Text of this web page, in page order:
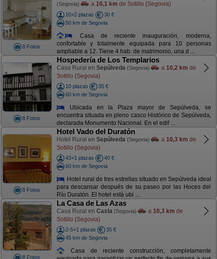
8 Fotos
(Segovia) a 10,1 km de Sotillo (Segovia)
10+2 plazas
30 €
50 km de Segovia
Casa de reciente inauguración, moderna,
confortable y totalmente equipada para 10 personas
ampliable a 12. Tiene 4 hab. de matrimonio, una d ...
8 Fotos
Hospedería de Los Templarios
Casa Rural en Sepúlveda (Segovia) a 10,2 km de
Sotillo (Segovia)
10 plazas
35 €
60 km de Segovia
Ubicada en la Plaza mayor de Sepúlveda, se
encuentra situada en pleno casco Histórico de Sepúlveda,
declarada Monumento Nacional. En el edif ...
8 Fotos
Hotel Vado del Duratón
Hotel Rural en Sepúlveda (Segovia) a 10,3 km de
Sotillo (Segovia)
43+1 plazas
40 €
60 km de Segovia
Hotel rural de tres estrellas situado en Sepúlveda ideal
para descansar después de su paseo por las Hoces del
Río Duratón. El hotel está ubi ...
8 Fotos
La Casa de Las Azas
Casa Rural en Casla (Segovia) a 10,3 km de
Sotillo (Segovia)
2-5+1 plazas
35 €
45 km de Segovia
Casa de reciente construcción, completamente